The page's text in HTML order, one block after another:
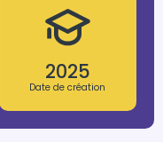
2025
Date de création